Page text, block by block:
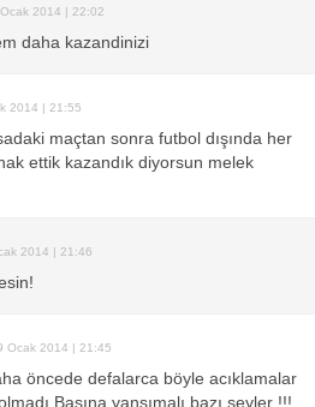
2014 | 22:02
daha kazandinizi
2014 | 21:55
maçtan sonra futbol dışında her
ettik kazandık diyorsun melek
2014 | 21:46
Ocak 2014 | 21:45
öncede defalarca böyle acıklamalar
yansımalı bazı şeyler !!!